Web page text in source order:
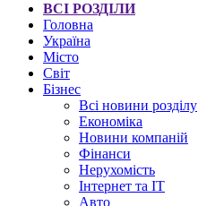
ВСІ РОЗДІЛИ
Головна
Україна
Місто
Світ
Бізнес
Всі новини розділу
Економіка
Новини компаній
Фінанси
Нерухомість
Інтернет та IT
Авто